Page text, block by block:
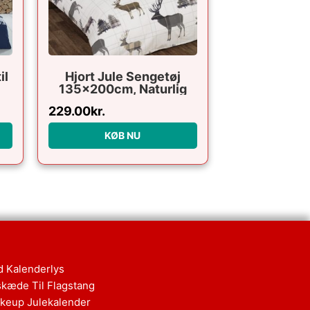
Hjort Jule Sengetøj
135x200cm, Naturlig
229.00kr.
KØB NU
Kalenderlys
Til Flagstang
Julekalender